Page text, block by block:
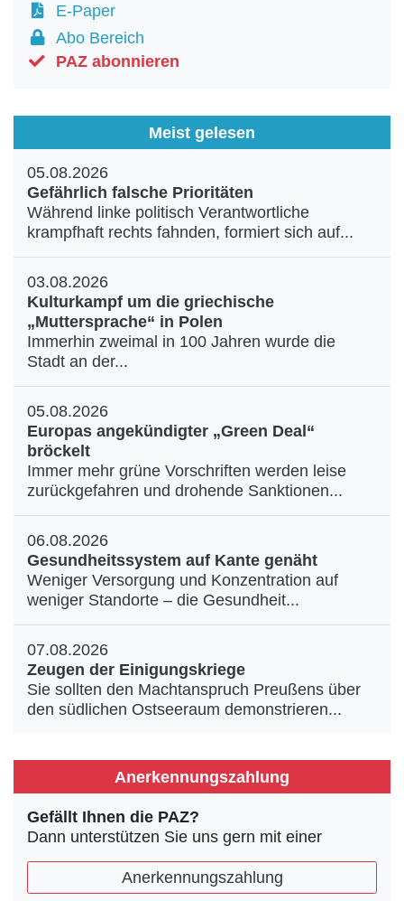
E-Paper
Abo Bereich
PAZ abonnieren
Meist gelesen
05.08.2026
Gefährlich falsche Prioritäten
Während linke politisch Verantwortliche
krampfhaft rechts fahnden, formiert sich auf...
03.08.2026
Kulturkampf um die griechische
„Muttersprache“ in Polen
Immerhin zweimal in 100 Jahren wurde die
Stadt an der...
05.08.2026
Europas angekündigter „Green Deal“
bröckelt
Immer mehr grüne Vorschriften werden leise
zurückgefahren und drohende Sanktionen...
06.08.2026
Gesundheitssystem auf Kante genäht
Weniger Versorgung und Konzentration auf
weniger Standorte – die Gesundheit...
07.08.2026
Zeugen der Einigungskriege
Sie sollten den Machtanspruch Preußens über
den südlichen Ostseeraum demonstrieren...
Anerkennungszahlung
Gefällt Ihnen die PAZ?
Dann unterstützen Sie uns gern mit einer
Anerkennungszahlung